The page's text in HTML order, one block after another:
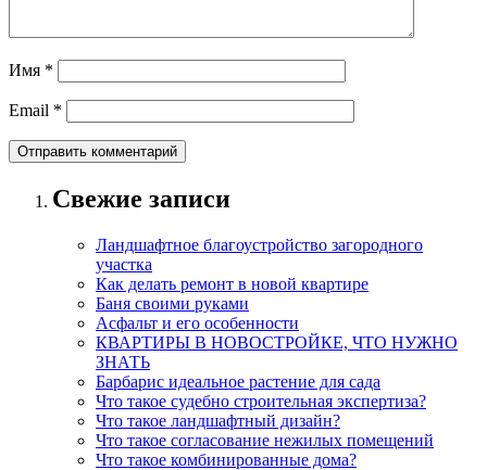
Имя *
Email *
Свежие записи
Ландшафтное благоустройство загородного
участка
Как делать ремонт в новой квартире
Баня своими руками
Асфальт и его особенности
КВАРТИРЫ В НОВОСТРОЙКЕ, ЧТО НУЖНО
ЗНАТЬ
Барбарис идеальное растение для сада
Что такое судебно строительная экспертиза?
Что такое ландшафтный дизайн?
Что такое согласование нежилых помещений
Что такое комбинированные дома?